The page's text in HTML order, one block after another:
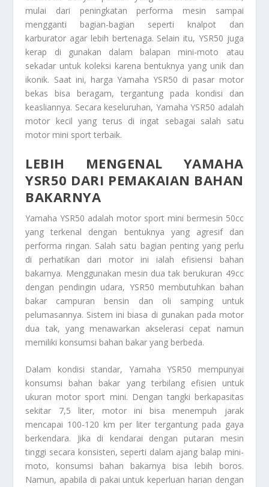
mulai dari peningkatan performa mesin sampai
mengganti bagian-bagian seperti knalpot dan
karburator agar lebih bertenaga. Selain itu, YSR50 juga
kerap di gunakan dalam balapan mini-moto atau
sekadar untuk koleksi karena bentuknya yang unik dan
ikonik. Saat ini, harga Yamaha YSR50 di pasar motor
bekas bisa beragam, tergantung pada kondisi dan
keasliannya. Secara keseluruhan, Yamaha YSR50 adalah
motor kecil yang terus di ingat sebagai salah satu
motor mini sport terbaik.
LEBIH MENGENAL YAMAHA
YSR50 DARI PEMAKAIAN BAHAN
BAKARNYA
Yamaha YSR50 adalah motor sport mini bermesin 50cc
yang terkenal dengan bentuknya yang agresif dan
performa ringan. Salah satu bagian penting yang perlu
di perhatikan dari motor ini ialah efisiensi bahan
bakarnya. Menggunakan mesin dua tak berukuran 49cc
dengan pendingin udara, YSR50 membutuhkan bahan
bakar campuran bensin dan oli samping untuk
pelumasannya. Sistem ini biasa di gunakan pada motor
dua tak, yang menawarkan akselerasi cepat namun
memiliki konsumsi bahan bakar yang berbeda.
Dalam kondisi standar, Yamaha YSR50 mempunyai
konsumsi bahan bakar yang terbilang efisien untuk
ukuran motor sport mini. Dengan tangki berkapasitas
sekitar 7,5 liter, motor ini bisa menempuh jarak
mencapai 100-120 km per liter tergantung pada gaya
berkendara. Jika di kendarai dengan putaran mesin
tinggi secara konsisten, seperti dalam ajang balap mini-
moto, konsumsi bahan bakarnya bisa lebih boros.
Namun, apabila di pakai untuk keperluan harian dengan